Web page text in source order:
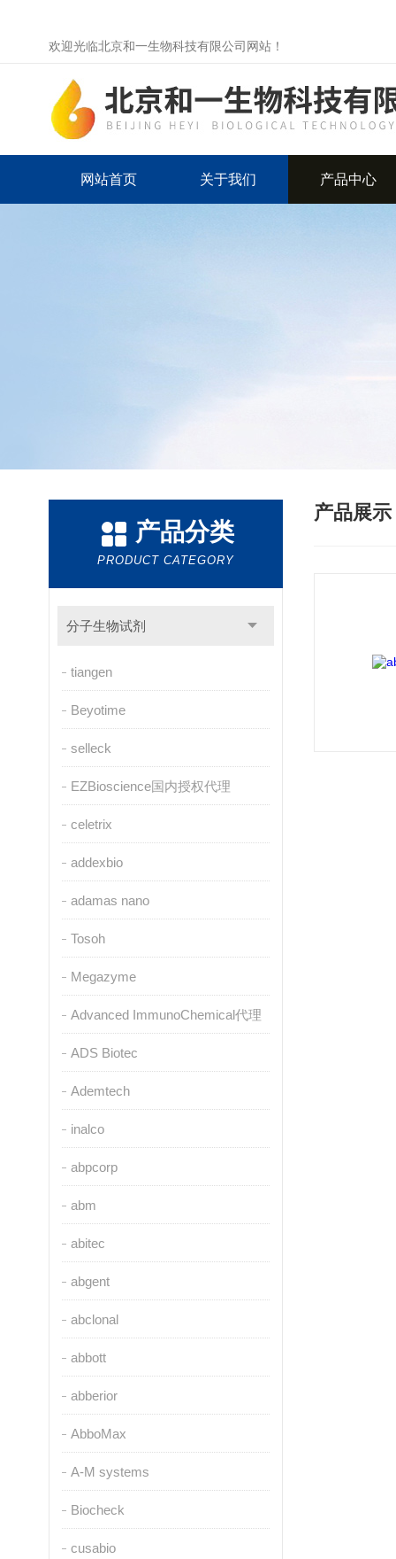
欢迎光临北京和一生物科技有限公司网站！
网站首页 关于我们 产品中心
产品分类
PRODUCT CATEGORY
分子生物试剂
tiangen
Beyotime
selleck
EZBioscience国内授权代理
celetrix
addexbio
adamas nano
Tosoh
Megazyme
Advanced ImmunoChemical代理
ADS Biotec
Ademtech
inalco
abpcorp
abm
abitec
abgent
abclonal
abbott
abberior
AbboMax
A-M systems
Biocheck
cusabio
产品展示